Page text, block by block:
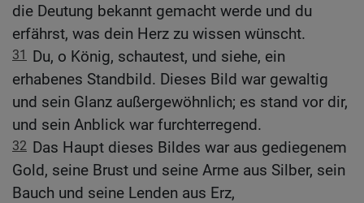
die Deutung bekannt gemacht werde und du
erfährst, was dein Herz zu wissen wünscht.
31 Du, o König, schautest, und siehe, ein
erhabenes Standbild. Dieses Bild war gewaltig
und sein Glanz außergewöhnlich; es stand vor dir,
und sein Anblick war furchterregend.
32 Das Haupt dieses Bildes war aus gediegenem
Gold, seine Brust und seine Arme aus Silber, sein
Bauch und seine Lenden aus Erz,